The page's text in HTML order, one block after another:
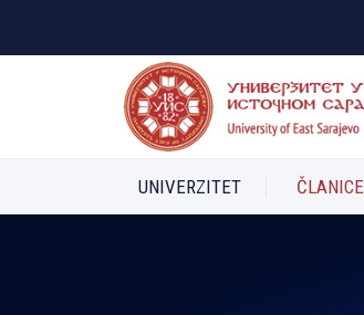
UNIVERZITET ČLANICE